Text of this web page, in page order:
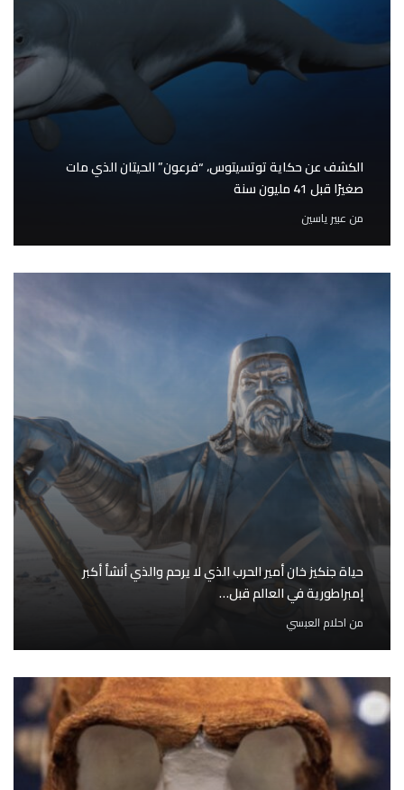
الكشف عن حكاية توتسيتوس، “فرعون” الحيتان الذي مات
صغيرًا قبل 41 مليون سنة
من عبير ياسين
حياة جنكيز خان أمير الحرب الذي لا يرحم والذي أنشأ أكبر
إمبراطورية في العالم قبل…
من احلام العبسي